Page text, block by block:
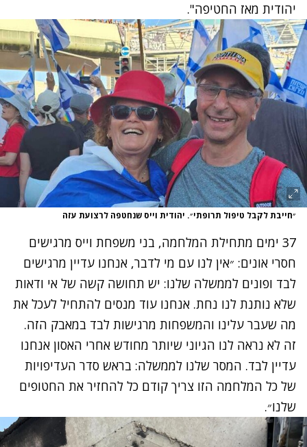
יהודית מאז החטיפה".
״חייבת לקבל טיפול תרופתי״. יהודית וייס שנחטפה לרצועת עזה
37 ימים מתחילת המלחמה, בני משפחת וייס מרגישים
חסרי אונים: ״אין לנו עם מי לדבר, אנחנו עדיין מרגישים
לבד ופונים לממשלה שלנו: יש תחושה קשה של אי ודאות
שלא נותנת לנו נחת. אנחנו עוד מנסים להתחיל לעכל את
מה שעבר עלינו והמשפחות מרגישות לבד במאבק הזה.
זה לא נראה לנו הגיוני שיותר מחודש אחרי האסון אנחנו
עדיין לבד. המסר שלנו לממשלה: בראש סדר העדיפויות
של כל המלחמה הזו צריך קודם כל להחזיר את החטופים
שלנו״.